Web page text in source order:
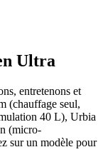
Ultra
entretenons et
(chauffage seul,
40 L), Urbia
(micro-
sur un modèle pour